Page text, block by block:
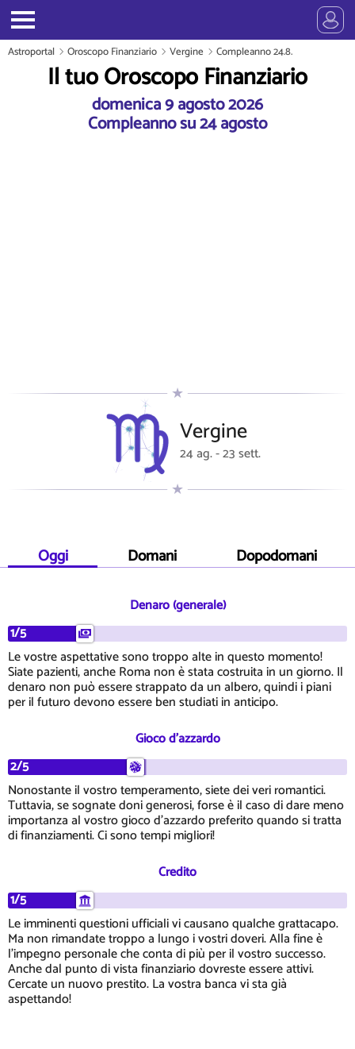
Astroportal Oroscopo Finanziario Vergine Compleanno 24.8.
Il tuo Oroscopo Finanziario
domenica 9 agosto 2026
Compleanno su 24 agosto
Vergine
24 ag. - 23 sett.
Oggi Domani Dopodomani
Denaro (generale)
1/5
Le vostre aspettative sono troppo alte in questo momento!
Siate pazienti, anche Roma non è stata costruita in un giorno. Il
denaro non può essere strappato da un albero, quindi i piani
per il futuro devono essere ben studiati in anticipo.
Gioco d'azzardo
2/5
Nonostante il vostro temperamento, siete dei veri romantici.
Tuttavia, se sognate doni generosi, forse è il caso di dare meno
importanza al vostro gioco d'azzardo preferito quando si tratta
di finanziamenti. Ci sono tempi migliori!
Credito
1/5
Le imminenti questioni ufficiali vi causano qualche grattacapo.
Ma non rimandate troppo a lungo i vostri doveri. Alla fine è
l'impegno personale che conta di più per il vostro successo.
Anche dal punto di vista finanziario dovreste essere attivi.
Cercate un nuovo prestito. La vostra banca vi sta già
aspettando!